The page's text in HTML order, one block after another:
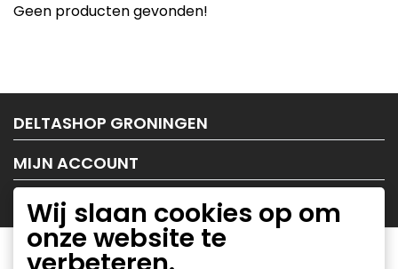
Geen producten gevonden!
DELTASHOP GRONINGEN
MIJN ACCOUNT
KLANTENSERVICE
Wij slaan cookies op om
onze website te